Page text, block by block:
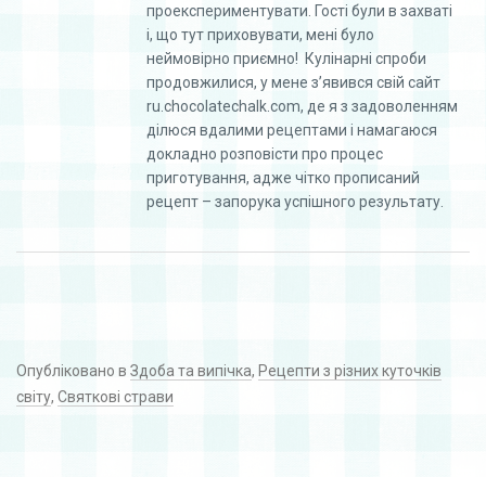
проекспериментувати. Гості були в захваті
і, що тут приховувати, мені було
неймовірно приємно! Кулінарні спроби
продовжилися, у мене з’явився свій сайт
ru.chocolatechalk.com, де я з задоволенням
ділюся вдалими рецептами і намагаюся
докладно розповісти про процес
приготування, адже чітко прописаний
рецепт – запорука успішного результату.
Опубліковано в Здоба та випічка, Рецепти з різних куточків
світу, Святкові страви